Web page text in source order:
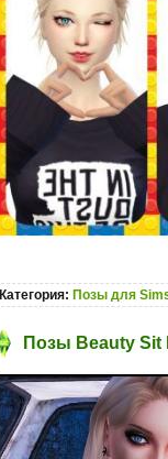
Категория: Позы для
Позы Beauty Sit